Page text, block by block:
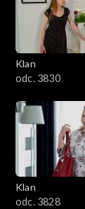
Klan
odc. 3830
Klan
odc. 3828